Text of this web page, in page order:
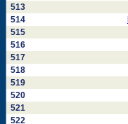
513
514
515
516
517
518
519
520
521
522